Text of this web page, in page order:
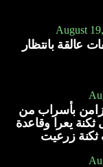
August
عالقة بانتظار
بأسراب من
يعرا وقاعدة
زرعيت